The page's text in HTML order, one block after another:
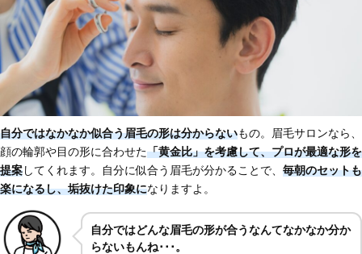
自分ではなかなか似合う眉毛の形は分からないもの。眉毛サロンなら、
顔の輪郭や目の形に合わせた「黄金比」を考慮して、プロが最適な形を
提案してくれます。自分に似合う眉毛が分かることで、 毎朝のセットも
楽になるし、垢抜けた印象になりますよ。
自分ではどんな眉毛の形が合うなんてなかなか分か
らないもんね･･･。